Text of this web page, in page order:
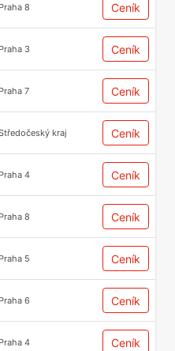
Praha 8 Ceník
Praha 3 Ceník
Praha 7 Ceník
kraj Ceník
Praha 4 Ceník
Praha 8 Ceník
Praha 5 Ceník
Praha 6 Ceník
Praha 4 Ceník